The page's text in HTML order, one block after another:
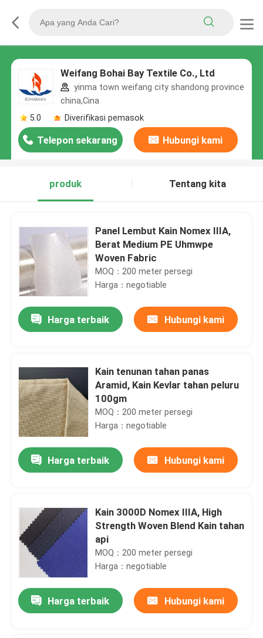
Weifang Bohai Bay Textile Co., Ltd
yinma town weifang city shandong province
china,Cina
5.0
Diverifikasi pemasok
Telepon sekarang Hubungi kami
produk Tentang kita
Panel Lembut Kain Nomex IIIA,
Berat Medium PE Uhmwpe
Woven Fabric
MOQ：200 meter persegi
Harga：negotiable
Harga terbaik Hubungi kami
Kain tenunan tahan panas
Aramid, Kain Kevlar tahan peluru
100gm
MOQ：200 meter persegi
Harga：negotiable
Harga terbaik Hubungi kami
Kain 3000D Nomex IIIA, High
Strength Woven Blend Kain tahan
api
MOQ：200 meter persegi
Harga：negotiable
Harga terbaik Hubungi kami